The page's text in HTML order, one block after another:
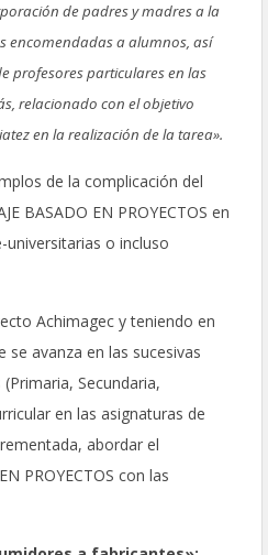
de padres y madres a la
encomendadas a alumnos, así
profesores particulares en las
relacionado con el objetivo
en la realización de la tarea».
de la complicación del
BASADO EN PROYECTOS en
o incluso
Achimagec y teniendo en
se avanza en las sucesivas
Secundaria,
en las asignaturas de
abordar el
PROYECTOS con las